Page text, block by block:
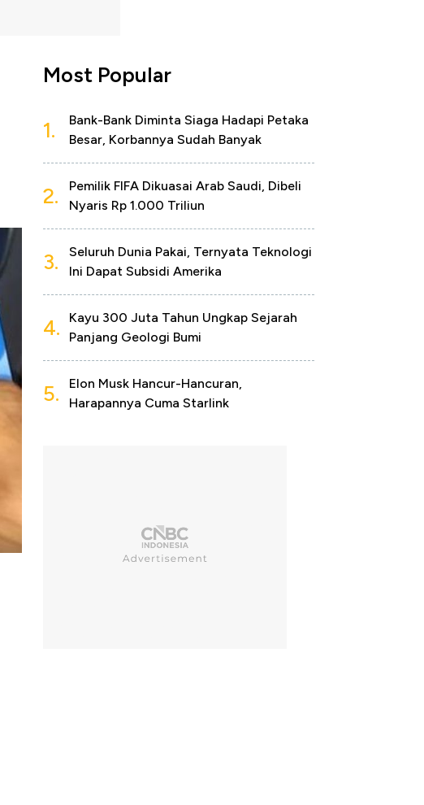
Most Popular
1.
Bank-Bank Diminta Siaga Hadapi Petaka
Besar, Korbannya Sudah Banyak
2.
Pemilik FIFA Dikuasai Arab Saudi, Dibeli
Nyaris Rp 1.000 Triliun
3.
Seluruh Dunia Pakai, Ternyata Teknologi
Ini Dapat Subsidi Amerika
4.
Kayu 300 Juta Tahun Ungkap Sejarah
Panjang Geologi Bumi
5.
Elon Musk Hancur-Hancuran,
Harapannya Cuma Starlink